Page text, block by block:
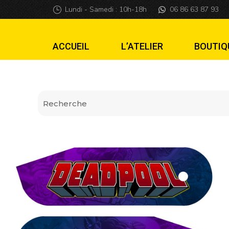
Cache Hinges
Lundi - Samedi : 10h-18h 06 86 63 87 93
ACCUEIL L’ATELIER